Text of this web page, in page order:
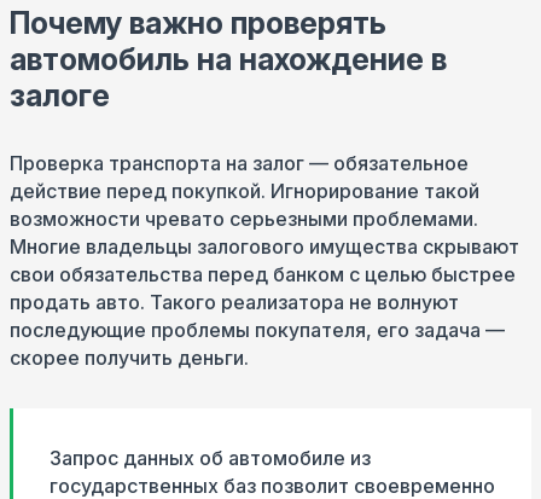
Почему важно проверять
автомобиль на нахождение в
залоге
Проверка транспорта на залог — обязательное
действие перед покупкой. Игнорирование такой
возможности чревато серьезными проблемами.
Многие владельцы залогового имущества скрывают
свои обязательства перед банком с целью быстрее
продать авто. Такого реализатора не волнуют
последующие проблемы покупателя, его задача —
скорее получить деньги.
Запрос данных об автомобиле из
государственных баз позволит своевременно